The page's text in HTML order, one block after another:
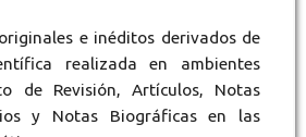
e inéditos derivados de
realizada en ambientes
de Revisión, Artículos, Notas
y Notas Biográficas en las